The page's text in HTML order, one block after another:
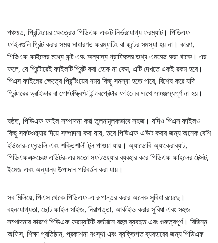
পঞ্চমত, প্রিন্টিংয়ের ক্ষেত্রেও পিডিএফ একটি নির্ভরযোগ্য ফরম্যাট। পিডিএফ
ফাইলগুলি প্রিন্ট করার সময় সাধারণত ফরম্যাটিং বা ফন্টের সমস্যা হয় না। কারণ,
পিডিএফ ফাইলের মধ্যে ফন্ট এবং অন্যান্য গ্রাফিক্সের তথ্য এমবেড করা থাকে। এর
ফলে, যে প্রিন্টারেই ফাইলটি প্রিন্ট করা হোক না কেন, এটি দেখতে একই রকম হবে।
পিএস ফাইলের ক্ষেত্রে প্রিন্টিংয়ের সময় কিছু সমস্যা হতে পারে, বিশেষ করে যদি
প্রিন্টারের ড্রাইভার বা পোস্টস্ক্রিপ্ট ইন্টারপ্রেটার ফাইলের সাথে সামঞ্জস্যপূর্ণ না হয়।
ষষ্ঠত, পিডিএফ ফাইল সম্পাদনা করা তুলনামূলকভাবে সহজ। যদিও পিএস ফাইলও
কিছু সফটওয়্যার দিয়ে সম্পাদনা করা যায়, তবে পিডিএফ এডিট করার জন্য অনেক বেশি
ইউজার-ফ্রেন্ডলি এবং শক্তিশালী টুল পাওয়া যায়। অ্যাডোবি অ্যাক্রোব্যাট,
পিডিএফএক্সচেঞ্জ এডিটর-এর মতো সফটওয়্যার ব্যবহার করে পিডিএফ ফাইলের টেক্সট,
ইমেজ এবং অন্যান্য উপাদান পরিবর্তন করা যায়।
সব মিলিয়ে, পিএস থেকে পিডিএফ-এ রূপান্তর করার অনেক সুবিধা রয়েছে।
বহনযোগ্যতা, ছোট ফাইল সাইজ, নিরাপত্তা, আর্কাইভ করার সুবিধা এবং সহজ
সম্পাদনার কারণে পিডিএফ ফরম্যাটটি বর্তমানে বহুল ব্যবহৃত এবং গুরুত্বপূর্ণ। বিভিন্ন
অফিস, শিক্ষা প্রতিষ্ঠান, প্রকাশনা সংস্থা এবং ব্যক্তিগত ব্যবহারের জন্য পিডিএফ